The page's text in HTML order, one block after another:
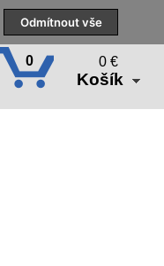
Školenia
0 0 €
Košík
Odmítnout vše